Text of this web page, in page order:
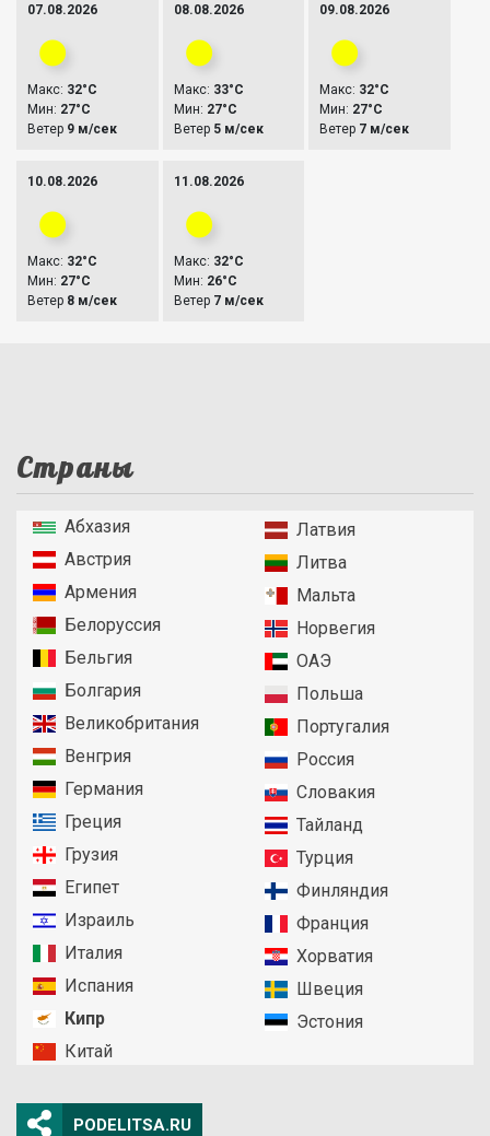
07.08.2026
Макс: 32°C
Мин: 27°C
Ветер 9 м/сек
08.08.2026
Макс: 33°C
Мин: 27°C
Ветер 5 м/сек
09.08.2026
Макс: 32°C
Мин: 27°C
Ветер 7 м/сек
10.08.2026
Макс: 32°C
Мин: 27°C
Ветер 8 м/сек
11.08.2026
Макс: 32°C
Мин: 26°C
Ветер 7 м/сек
Страны
Абхазия
Австрия
Армения
Белоруссия
Бельгия
Болгария
Великобритания
Венгрия
Германия
Греция
Грузия
Египет
Израиль
Италия
Испания
Кипр
Китай
Латвия
Литва
Мальта
Норвегия
ОАЭ
Польша
Португалия
Россия
Словакия
Тайланд
Турция
Финляндия
Франция
Хорватия
Швеция
Эстония
PODELITSA.RU